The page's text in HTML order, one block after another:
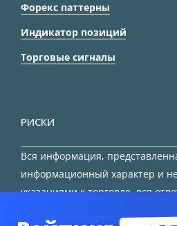
Форекс паттерны
Индикатор позиций
Торговые сигналы
РИСКИ
Вся информация,
информационный характер и
указаниями к торговле, вся